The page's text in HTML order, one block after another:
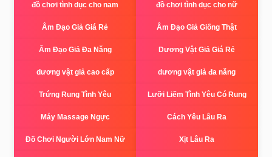
đồ chơi tình dục cho nam đồ chơi tình dục cho nữ
Âm Đạo Giả Giá Rẻ Âm Đạo Giả Giống Thật
Âm Đạo Giả Đa Năng Dương Vật Giả Giá Rẻ
dương vật giả cao cấp dương vật giả đa năng
Trứng Rung Tình Yêu Lưỡi Liếm Tình Yêu Có Rung
Máy Massage Ngực Cách Yêu Lâu Ra
Đồ Chơi Người Lớn Nam Nữ Xịt Lâu Ra